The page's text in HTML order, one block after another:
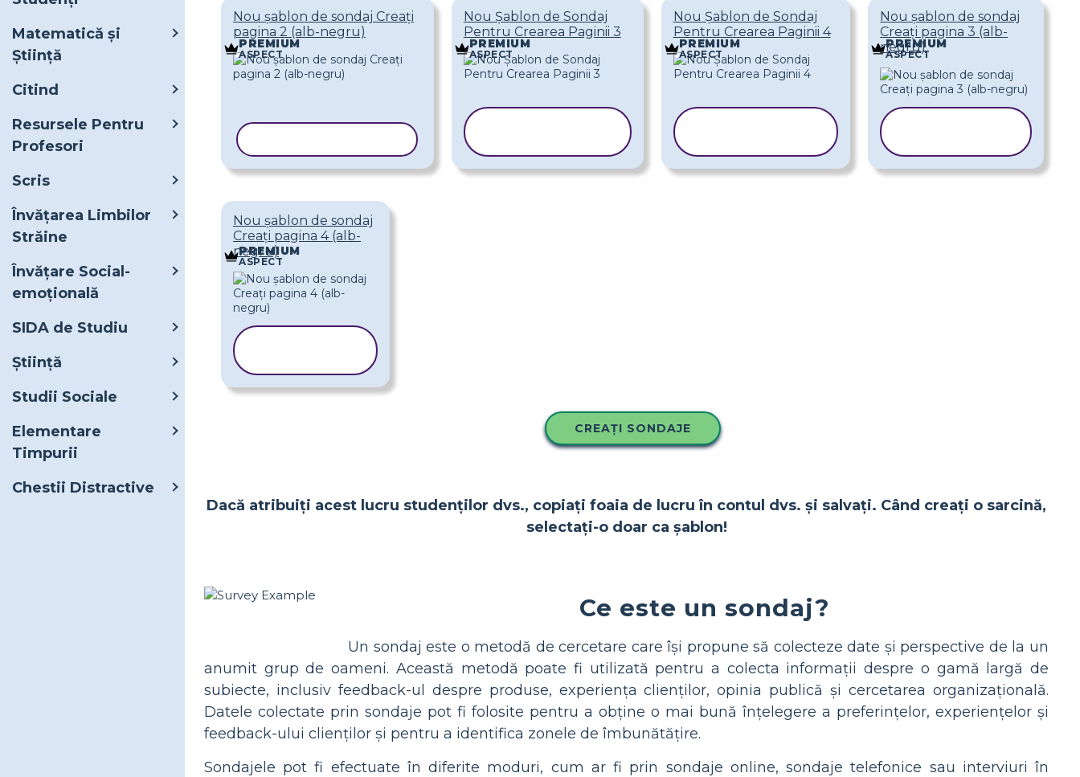
Matematică și
Știință
Citind
Resursele Pentru
Profesori
Scris
Învățarea Limbilor
Străine
Învățare Social-
emoțională
SIDA de Studiu
Ştiinţă
Studii Sociale
Elementare
Timpurii
Chestii Distractive
Nou șablon de sondaj Creați
pagina 2 (alb-negru)
PREMIUM
ASPECT
Nou Șablon de Sondaj
Pentru Crearea Paginii 3
PREMIUM
ASPECT
Nou Șablon de Sondaj
Pentru Crearea Paginii 4
PREMIUM
ASPECT
Nou șablon de sondaj
Creați pagina 3 (alb-
negru)
PREMIUM
ASPECT
Nou șablon de sondaj
Creați pagina 4 (alb-
negru)
PREMIUM
ASPECT
CREAȚI SONDAJE
Dacă atribuiți acest lucru studenților dvs., copiați foaia de lucru în contul dvs. și salvați. Când creați o sarcină,
selectați-o doar ca șablon!
Ce este un sondaj?
Un sondaj este o metodă de cercetare care își propune să colecteze date și perspective de la un
anumit grup de oameni. Această metodă poate fi utilizată pentru a colecta informații despre o gamă largă de
subiecte, inclusiv feedback-ul despre produse, experiența clienților, opinia publică și cercetarea organizațională.
Datele colectate prin sondaje pot fi folosite pentru a obține o mai bună înțelegere a preferințelor, experiențelor și
feedback-ului clienților și pentru a identifica zonele de îmbunătățire.
Sondajele pot fi efectuate în diferite moduri, cum ar fi prin sondaje online, sondaje telefonice sau interviuri în